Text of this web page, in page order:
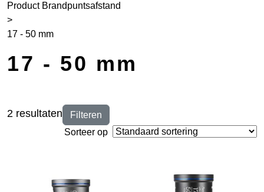
Product Brandpuntsafstand
>
17 - 50 mm
17 - 50 mm
Filteren
2 resultaten
Sorteer op